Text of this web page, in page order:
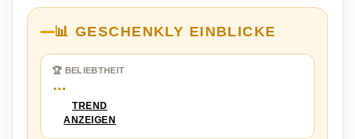
📊 GESCHENKLY EINBLICKE
🏆 BELIEBTHEIT
…
TREND
ANZEIGEN